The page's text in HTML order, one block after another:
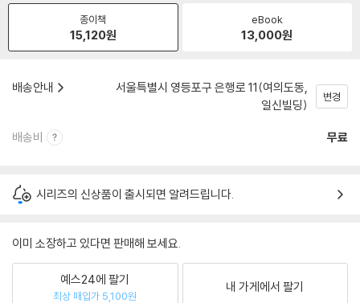
종이책
15,120원
eBook
13,000원
배송안내
서울특별시 영등포구 은행로 11(여의도동,
일신빌딩)
변경
배송비 무료
시리즈의 신상품이 출시되면 알려드립니다.
이미 소장하고 있다면 판매해 보세요.
예스24에 팔기
최상 매입가 5,100원
내 가게에서 팔기